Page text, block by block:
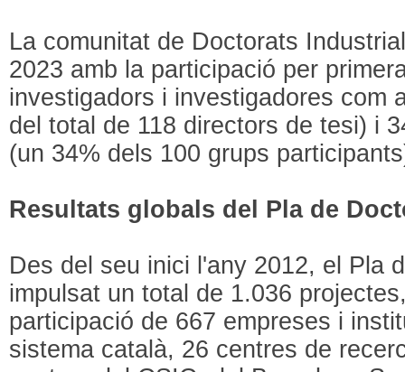
La comunitat de Doctorats
2023 amb la participació per
investigadors i investigadores com
del total de 118 directors de tesi) i
(un 34% dels 100 grups
Resultats globals del Pla de
Des del seu inici l'any 2012, el Pla
impulsat un total de 1.036
participació de 667 empreses i
sistema català, 26 centres de